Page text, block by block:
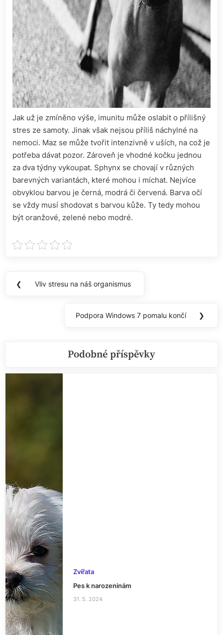
Jak už je zmíněno výše, imunitu může oslabit o přílišný
stres ze samoty. Jinak však nejsou příliš náchylné na
nemoci. Maz se může tvořit intenzivně v uších, na což je
potřeba dávat pozor. Zároveň je vhodné kočku jednou
za dva týdny vykoupat. Sphynx se chovají v různých
barevných variantách, které mohou i míchat. Nejvíce
obvyklou barvou je černá, modrá či červená. Barva očí
se vždy musí shodovat s barvou kůže. Ty tedy mohou
být oranžové, zelené nebo modré.
Navigace
❮
Previous
Vliv stresu na náš organismus
Next
Podpora Windows 7 pomalu končí ❯
Podobné příspěvky
Zvířata
Pes k narozeninám
31. 5. 2024